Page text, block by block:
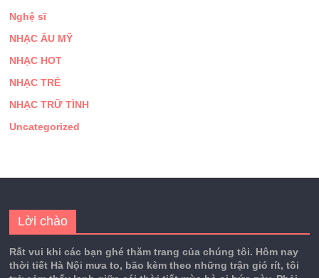
Nghệ sĩ
NHẠC ÂU MỸ
NHẠC HOT
NHẠC TRẺ
NHẠC TRỮ TÌNH
Uncategorized
Lời chào
Rất vui khi các bạn ghé thăm trang của chúng tôi. Hôm nay
thời tiết Hà Nội mưa to, bão kèm theo những trận gió rít, tôi